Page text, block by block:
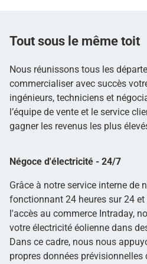
Tout sous le même toit
Nous réunissons tous les
commercialiser avec succès
ingénieurs, techniciens et
l’équipe de vente et le service
gagner les revenus les plus
Négoce d'électricité - 24/7
Grâce à notre service interne de
fonctionnant 24 heures sur 24
l'accès au commerce Intraday,
votre électricité éolienne dans
Dans ce cadre, nous nous
propres données prévisionnelles